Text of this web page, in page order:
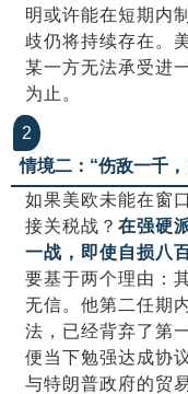
明或许能在短期内
歧仍将持续存在。
某一方无法承受进
为止。
2
情境二：“伤敌一千
如果美欧未能在窗
接关税战？ 在强硬
一战，即使自损八
要基于两个理由：
无信。他第二任期
法，已经背弃了第
便当下勉强达成协
与特朗普政府的贸